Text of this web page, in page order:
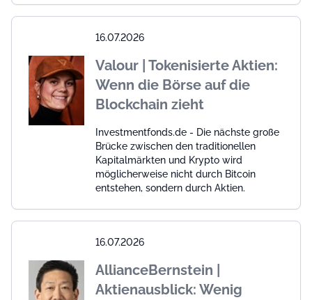
16.07.2026
Valour | Tokenisierte Aktien:
Wenn die Börse auf die
Blockchain zieht
Investmentfonds.de - Die nächste große
Brücke zwischen den traditionellen
Kapitalmärkten und Krypto wird
möglicherweise nicht durch Bitcoin
entstehen, sondern durch Aktien.
16.07.2026
AllianceBernstein |
Aktienausblick: Wenig